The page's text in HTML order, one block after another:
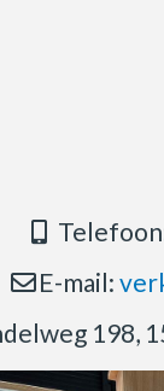
E-mail:
198,